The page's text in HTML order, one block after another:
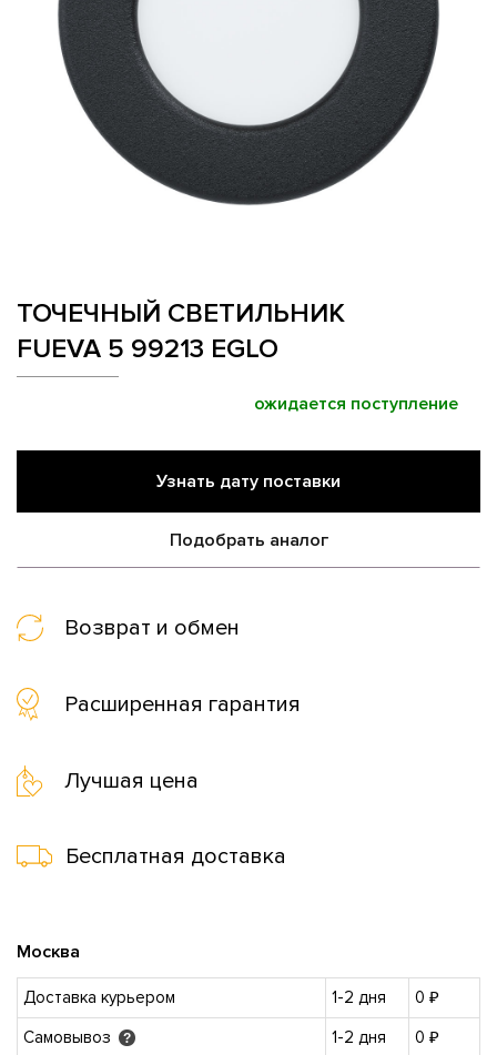
ТОЧЕЧНЫЙ СВЕТИЛЬНИК
FUEVA 5 99213 EGLO
ожидается поступление
Узнать дату поставки
Подобрать аналог
Возврат и обмен
Расширенная гарантия
Лучшая цена
Бесплатная доставка
Москва
Доставка курьером 1-2 дня
0 ₽
Самовывоз
? 1-2 дня
0 ₽